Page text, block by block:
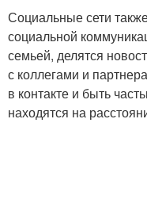
Социальные сети
социальной
семьей, делятся
с коллегами и
в контакте и быть
находятся на